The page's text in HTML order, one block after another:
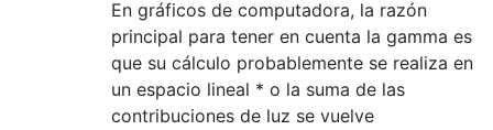
En gráficos de computadora, la razón
principal para tener en cuenta la gamma es
que su cálculo probablemente se realiza en
un espacio lineal * o la suma de las
contribuciones de luz se vuelve